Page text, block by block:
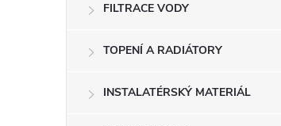
FILTRACE VODY
TOPENÍ A RADIÁTORY
INSTALATÉRSKÝ MATERIÁL